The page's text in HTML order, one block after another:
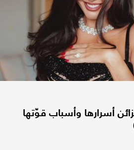
أسرارها وأسباب قوّتها